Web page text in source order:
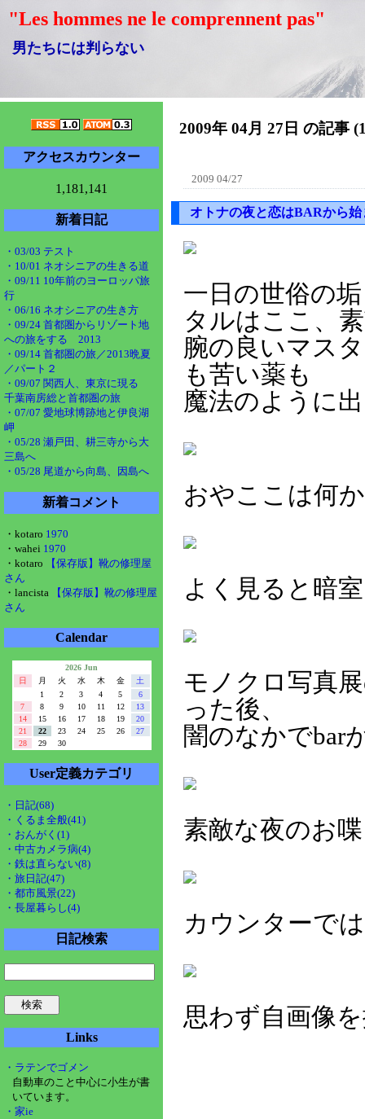
"Les hommes ne le comprennent pas"
男たちには判らない
アクセスカウンター
1,181,141
新着日記
・03/03 テスト
・10/01 ネオシニアの生きる道
・09/11 10年前のヨーロッパ旅
行
・06/16 ネオシニアの生き方
・09/24 首都圏からリゾート地
への旅をする 2013
・09/14 首都圏の旅／2013晩夏
／パート２
・09/07 関西人、東京に現る
千葉南房総と首都圏の旅
・07/07 愛地球博跡地と伊良湖
岬
・05/28 瀬戸田、耕三寺から大
三島へ
・05/28 尾道から向島、因島へ
新着コメント
・kotaro 1970
・wahei 1970
・kotaro
【保存版】靴の修理屋
さん
・lancista
【保存版】靴の修理屋
さん
Calendar
2026 Jun
日
月 火 水 木 金
土
1
2 3 4 5
6
7
8 9 10 11 12
13
14
15 16 17 18 19
20
21
22 23 24 25 26
27
28
29 30
User定義カテゴリ
・日記(68)
・くるま全般(41)
・おんがく(1)
・中古カメラ病(4)
・鉄は直らない(8)
・旅日記(47)
・都市風景(22)
・長屋暮らし(4)
日記検索
Links
・ラテンでゴメン
自動車のこと中心に小生が書
いています。
・家ie
2009年 04月 27日 の記事
2009 04/27
オトナの夜と恋はBARから始
一日の世俗の
タルはここ、
腕の良いマス
も苦い薬も
魔法のように
おやここは何
よく見ると暗
モノクロ写真
った後、
闇のなかでbar
素敵な夜のお
カウンターで
思わず自画像